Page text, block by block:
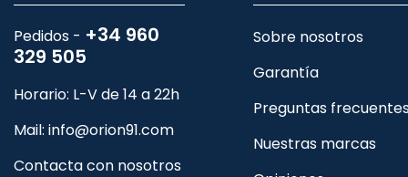
Pedidos - +34 960
329 505
Horario: L-V de 14 a 22h
Mail: info@orion91.com
Contacta con nosotros
Sobre nosotros
Garantía
Preguntas
Nuestras marcas